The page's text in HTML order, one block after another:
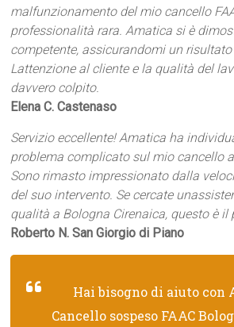
malfunzionamento del mio cancello
professionalità rara. Amatica si è
competente, assicurandomi un risultato
Lattenzione al cliente e la qualità del
davvero colpito.
Elena C. Castenaso
Servizio eccellente! Amatica ha
problema complicato sul mio cancello
Sono rimasto impressionato dalla
del suo intervento. Se cercate
qualità a Bologna Cirenaica, questo è il
Roberto N. San Giorgio di Piano
Hai bisogno di aiuto con
Cancello sospeso FAAC